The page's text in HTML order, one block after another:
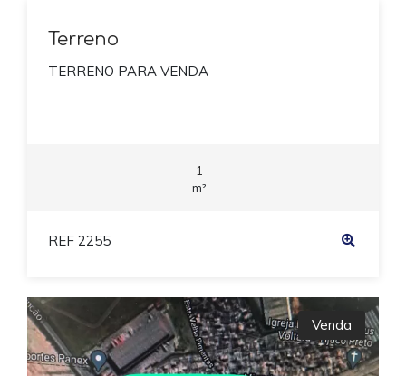
Terreno
TERRENO PARA VENDA
1
m²
REF 2255
Venda